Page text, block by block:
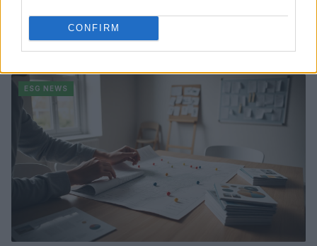
CONFIRM
Dati e numeri su Euromobiliare Pictet Global Trends
ESG: performance e rischio
ESG NEWS